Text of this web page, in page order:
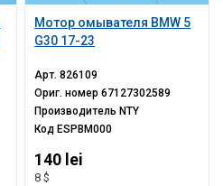
Мотор омывателя BMW 5
G30 17-23
Арт.826109
Ориг. номер67127302589
Производитель NTY
Код ESPBM000
140 lei
8 $